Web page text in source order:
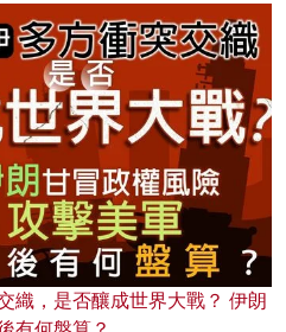
織，是否釀成世界大戰？ 伊朗